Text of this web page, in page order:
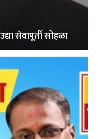
सेवापूर्ती सोहळा